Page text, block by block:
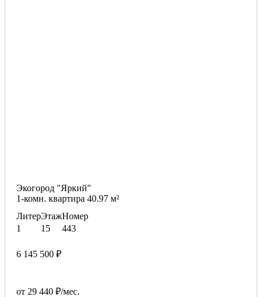
Экогород "Яркий"
1-комн. квартира 40.97 м²
Литер
1
Этаж
15
Номер
443
6 145 500 ₽
от 29 440 ₽/мес.